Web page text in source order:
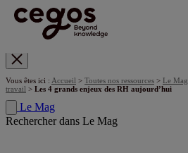
Vous êtes ici : Accueil > Toutes nos ressources > Le Mag
travail > Les 4 grands enjeux des RH aujourd’hui
Le Mag
Rechercher dans Le Mag